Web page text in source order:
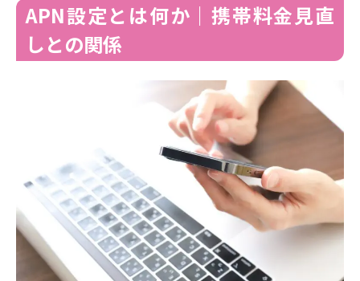
APN設定とは何か｜携帯料金見直
しとの関係